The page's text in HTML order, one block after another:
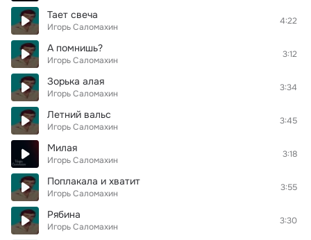
Тает свеча
Игорь Саломахин
4:22
А помнишь?
Игорь Саломахин
3:12
Зорька алая
Игорь Саломахин
3:34
Летний вальс
Игорь Саломахин
3:45
Милая
Игорь Саломахин
3:18
Поплакала и хватит
Игорь Саломахин
3:55
Рябина
Игорь Саломахин
3:30